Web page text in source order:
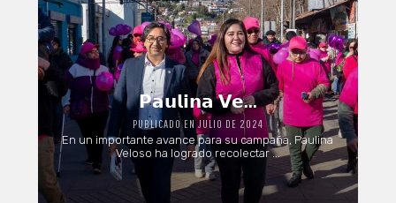
𝗣𝗮𝘂𝗹𝗶𝗻𝗮 𝗩𝗲...
PUBLICADO EN JULIO DE 2024
En un importante avance para su campaña, Paulina
Veloso ha logrado recolectar ...